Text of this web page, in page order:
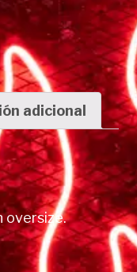
adicional
oversize.